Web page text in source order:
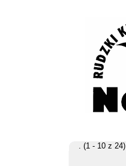
. (1 - 10 z 24)